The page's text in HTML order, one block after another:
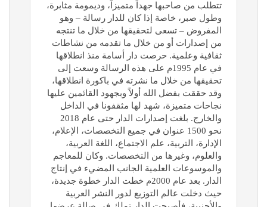
تتطلب من صاحبها جهداً متميزاً، وديمومة مثابرة،
وطول صبر، خاصة إذا كان للدار رسالة – وهو
المفروض – تسعى لتحقيقها من خلال ما تنتجه
من إصدارات أو من خلال ما تقدمه من نشاطات
ثقافية وعلمية. حرصت دار أسامة منذ انطلاقها
في عام 1995م على هذه الرسالة وسعت إلى
تحقيقها من خلال ما نشرته في باكورة انطلاقها،
وقد حققت بفضل الله أولاً وبجهود القائمين عليها
نجاحات متميزة، شهد لها مثقفونا في الداخل
والخارج. بلغت إصدارات الدار حتى عام 2018
نحو 1500 عنوان في جميع التخصصات، الإعلام،
الإدارة، التربية، علم الاجتماع، اللغة العربية،
والعلوم، وغيرها من التخصصات. وكان للمعاجم
والموسوعات العلمية الجانب المضيء في إنتاج
الدار. بعد عام 2000م خطت الدار خطوة جديدة،
حيث دخلت عالم التوزيع لدور النشر العربية